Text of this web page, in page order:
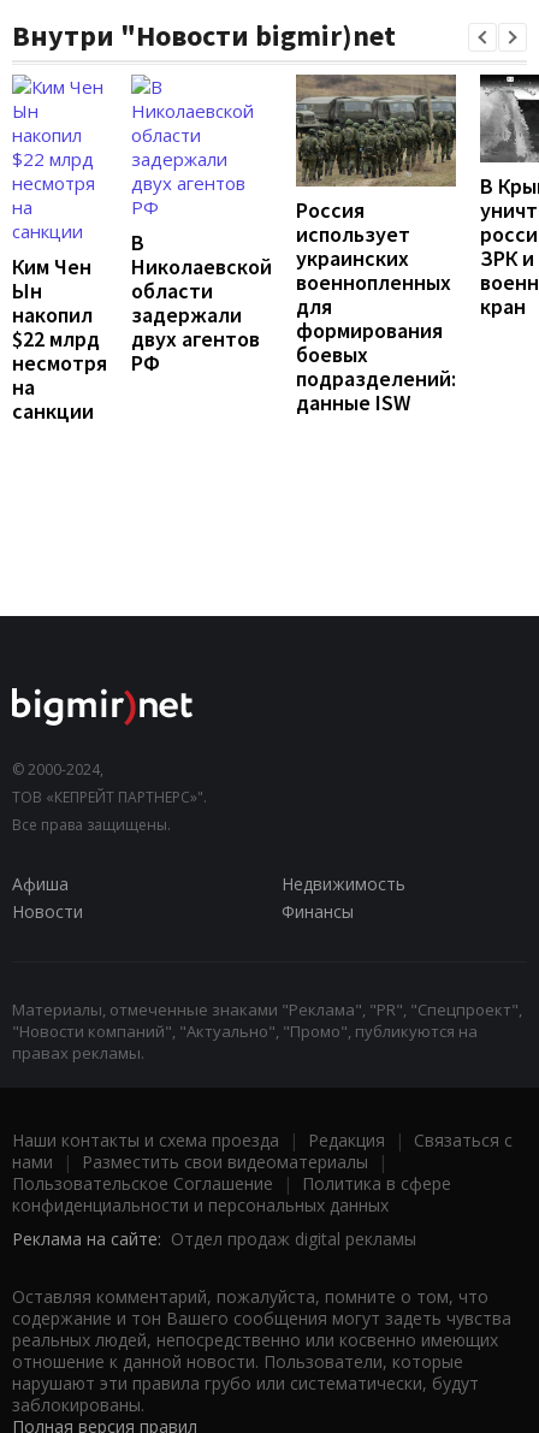
Внутри "Новости bigmir)net
Ким Чен
Ын
накопил
$22 млрд
несмотря
на
санкции
В
Николаевской
области
задержали
двух агентов
РФ
Россия
использует
украинских
военнопленных
для
формирования
боевых
подразделений:
данные ISW
В
ЗРК и
кран
© 2000-2024,
ТОВ «КЕПРЕЙТ ПАРТНЕРС»".
Все права защищены.
Афиша
Недвижимость
Новости
Финансы
Материалы, отмеченные знаками "Реклама", "PR", "Спецпроект",
"Новости компаний", "Актуально", "Промо", публикуются на
правах рекламы.
Наши контакты и схема проезда | Редакция | Связаться с
нами | Разместить свои видеоматериалы |
Пользовательское Соглашение |
Политика в сфере
конфиденциальности и персональных данных
Реклама на сайте: Отдел продаж digital рекламы
Оставляя комментарий, пожалуйста, помните о том, что
содержание и тон Вашего сообщения могут задеть чувства
реальных людей, непосредственно или косвенно имеющих
отношение к данной новости. Пользователи, которые
нарушают эти правила грубо или систематически, будут
заблокированы.
Полная версия правил